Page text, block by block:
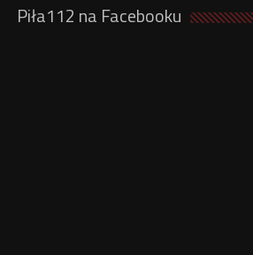
Piła112 na Facebooku